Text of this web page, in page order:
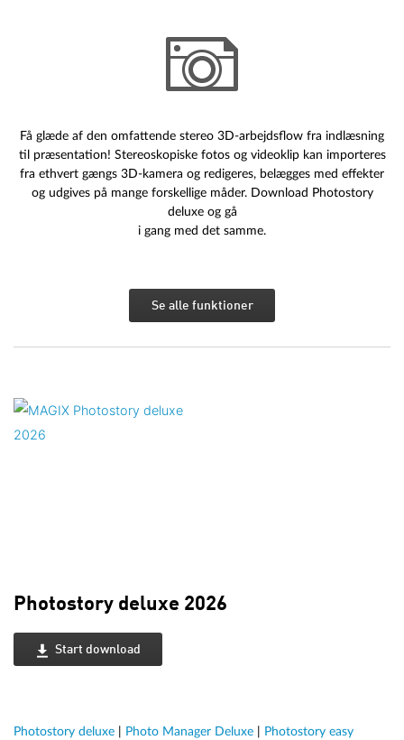
Få glæde af den omfattende stereo 3D-arbejdsflow fra indlæsning
til præsentation! Stereoskopiske fotos og videoklip kan importeres
fra ethvert gængs 3D-kamera og redigeres, belægges med effekter
og udgives på mange forskellige måder. Download Photostory
deluxe og gå
i gang med det samme.
Se alle funktioner
Photostory deluxe 2026
Start download
Photostory deluxe Photo Manager Deluxe Photostory easy